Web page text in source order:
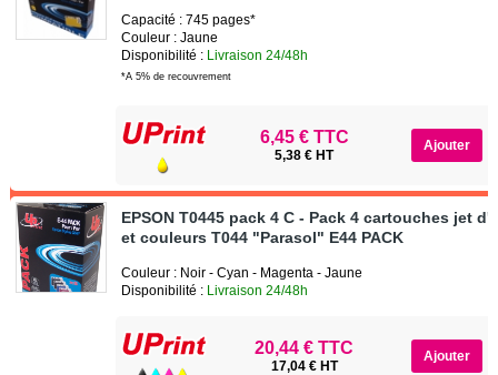
Capacité : 745 pages*
Couleur : Jaune
Disponibilité : Livraison 24/48h
*A 5% de recouvrement
6,45 € TTC
5,38 € HT
EPSON T0445 pack 4 C - Pack 4 cartouches jet
et couleurs T044 "Parasol" E44 PACK
Couleur : Noir - Cyan - Magenta - Jaune
Disponibilité : Livraison 24/48h
20,44 € TTC
17,04 € HT